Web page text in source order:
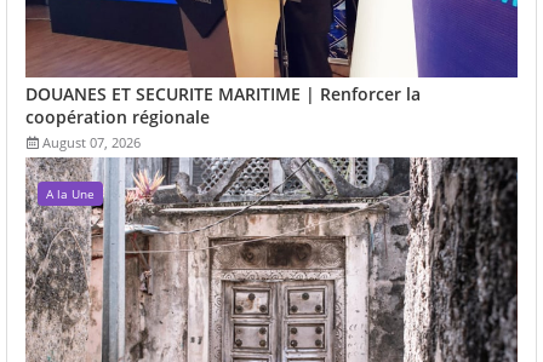
DOUANES ET SECURITE MARITIME | Renforcer la
coopération régionale
August 07, 2026
A la Une